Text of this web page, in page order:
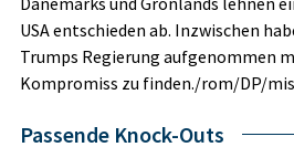
USA entschieden ab. Inzwischen
Trumps Regierung aufgenommen
Kompromiss zu finden./rom/DP/mis
Passende Knock-Outs